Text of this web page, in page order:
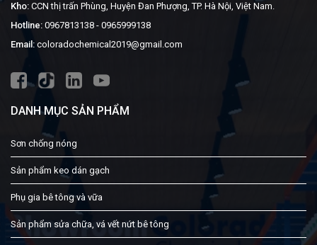
Kho: CCN thị trấn Phùng, Huyện Đan Phượng, TP. Hà Nội, Việt Nam.
Hotline: 0967813138 - 0965999138
Email: coloradochemical2019@gmail.com
DANH MỤC SẢN PHẨM
Sơn chống nóng
Sản phẩm keo dán gạch
Phụ gia bê tông và vữa
Sản phẩm sửa chữa, vá vết nứt bê tông